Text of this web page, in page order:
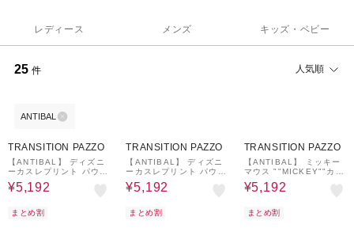
レディース メンズ キッズ・ベビー
25 件 人気順
ANTIBAL
TRANSITION PAZZO
【ANTIBAL】 ディズニ
ーカスレプリント パウダ
ーブリーチショートスリ
ーブTシャツ
¥5,192
まとめ割
TRANSITION PAZZO
【ANTIBAL】 ディズニ
ーカスレプリント パウダ
ーブリーチショートスリ
ーブTシャツ
¥5,192
まとめ割
TRANSITION PAZZO
【ANTIBAL】 ミッキー
マウス ""MICKEY""カス
レプリント ショートスリ
ーブTシャツ
¥5,192
まとめ割